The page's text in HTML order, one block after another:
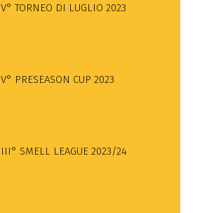
V° TORNEO DI LUGLIO 2023
V° PRESEASON CUP 2023
III° SMELL LEAGUE 2023/24